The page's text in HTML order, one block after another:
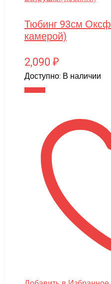
Тюбинг 93см
камерой)
2,090 ₽
Доступно: В наличии